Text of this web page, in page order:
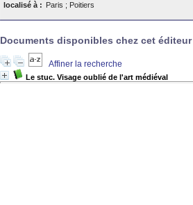
localisé à : Paris ; Poitiers
Documents disponibles chez cet éditeur
Affiner la recherche
Le stuc. Visage oublié de l'art médiéval